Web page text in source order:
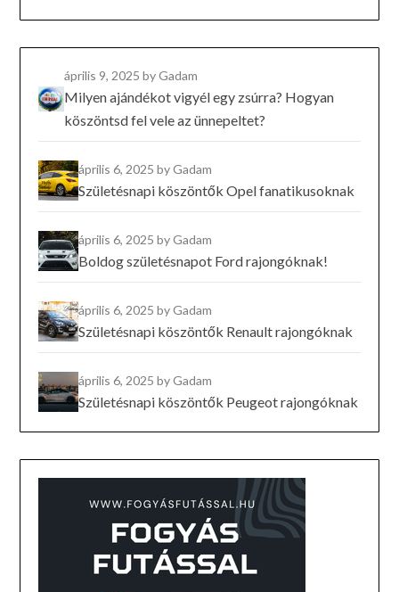
április 9, 2025 by Gadam
Milyen ajándékot vigyél egy zsúrra? Hogyan
köszöntsd fel vele az ünnepeltet?
április 6, 2025by Gadam
Születésnapi köszöntők Opel fanatikusoknak
április 6, 2025by Gadam
Boldog születésnapot Ford rajongóknak!
április 6, 2025by Gadam
Születésnapi köszöntők Renault rajongóknak
április 6, 2025by Gadam
Születésnapi köszöntők Peugeot rajongóknak